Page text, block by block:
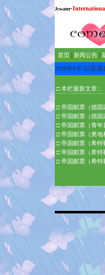
Jcwater·
首页 新闻公告
2026年8月7日星期
□ 本栏最新文章::.
□帝国邮票（德国
□帝国邮票（德国
□帝国邮票（青年
□帝国邮票（奥地
□帝国邮票（希特
□帝国邮票（希特
□帝国邮票（希特